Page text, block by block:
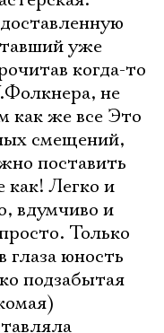
уже
когда-то
не
как же все Это
смещений,
поставить
Легко и
вдумчиво и
Только
глаза юность
подзабытая